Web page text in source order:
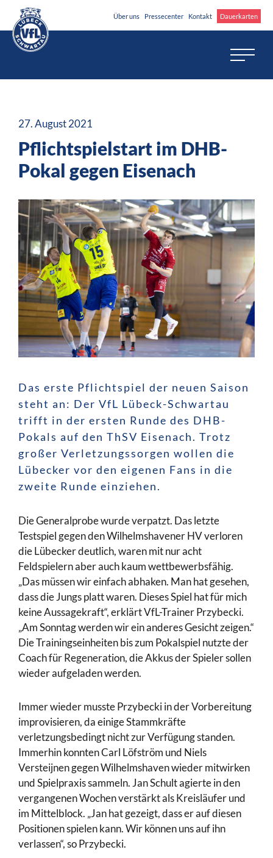
Über uns Pressecenter Kontakt Dauerkarten
27. August 2021
Pflichtspielstart im DHB-
Pokal gegen Eisenach
Das erste Pflichtspiel der neuen Saison
steht an: Der VfL Lübeck-Schwartau
trifft in der ersten Runde des DHB-
Pokals auf den ThSV Eisenach. Trotz
großer Verletzungssorgen wollen die
Lübecker vor den eigenen Fans in die
zweite Runde einziehen.
Die Generalprobe wurde verpatzt. Das letzte
Testspiel gegen den Wilhelmshavener HV verloren
die Lübecker deutlich, waren mit nur acht
Feldspielern aber auch kaum wettbewerbsfähig.
„Das müssen wir einfach abhaken. Man hat gesehen,
dass die Jungs platt waren. Dieses Spiel hat für mich
keine Aussagekraft“, erklärt VfL-Trainer Przybecki.
„Am Sonntag werden wir ein anderes Gesicht zeigen.“
Die Trainingseinheiten bis zum Pokalspiel nutzte der
Coach für Regeneration, die Akkus der Spieler sollen
wieder aufgeladen werden.
Immer wieder musste Przybecki in der Vorbereitung
improvisieren, da einige Stammkräfte
verletzungsbedingt nicht zur Verfügung standen.
Immerhin konnten Carl Löfström und Niels
Versteijnen gegen Wilhelmshaven wieder mitwirken
und Spielpraxis sammeln. Jan Schult agierte in den
vergangenen Wochen verstärkt als Kreisläufer und
im Mittelblock. „Jan hat gezeigt, dass er auf diesen
Positionen spielen kann. Wir können uns auf ihn
verlassen“, so Przybecki.